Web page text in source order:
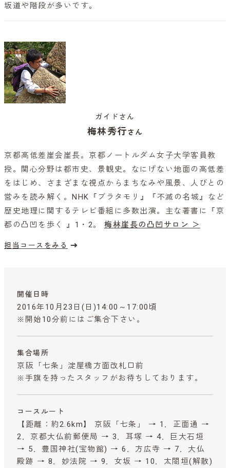
坂道や階段が多いです。
ガイドさん
梅林秀行さん
京都高低差崖会崖長。京都ノートルダム女子大学客員教
授。関心分野は都市史、景観史。なにげない地面の高低差
をはじめ、さまざまな視点からまちなみや風景、人びとの
営みを読み解く。NHK『ブラタモリ』『不滅の名城』など
歴史地理に関するテレビ番組に多数出演。主な著書に『京
都の凸凹を歩く 』1・2。 梅林崖長の凸凹サロン ＞
担当コースをみる
開催日時
2016年10月23日(日)14:00～17:00頃
※開始10分前にはご集合下さい。
集合場所
京阪「七条」淀屋橋方面改札口前
※手旗を持ったスタッフがお待ちしております。
コースルート
【距離：約2.6km】 京阪「七条」 → 1．正面通 →
2．京都大仏前郵便局 → 3．耳塚 → 4．巨大石垣
→ 5．豊国神社(宝物館) → 6．方広寺 → 7．大仏
殿跡 → 8．妙法院 → 9．女坂 → 10．太閤垣(解散)